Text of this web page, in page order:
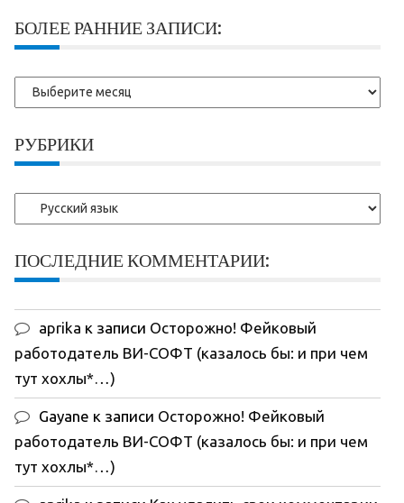
БОЛЕЕ РАННИЕ ЗАПИСИ:
Более
ранние
РУБРИКИ
Рубрики
ПОСЛЕДНИЕ КОММЕНТАРИИ:
aprika к записи Осторожно! Фейковый
работодатель ВИ-СОФТ (казалось бы: и при чем
тут хохлы*…)
Gayane к записи Осторожно! Фейковый
работодатель ВИ-СОФТ (казалось бы: и при чем
тут хохлы*…)